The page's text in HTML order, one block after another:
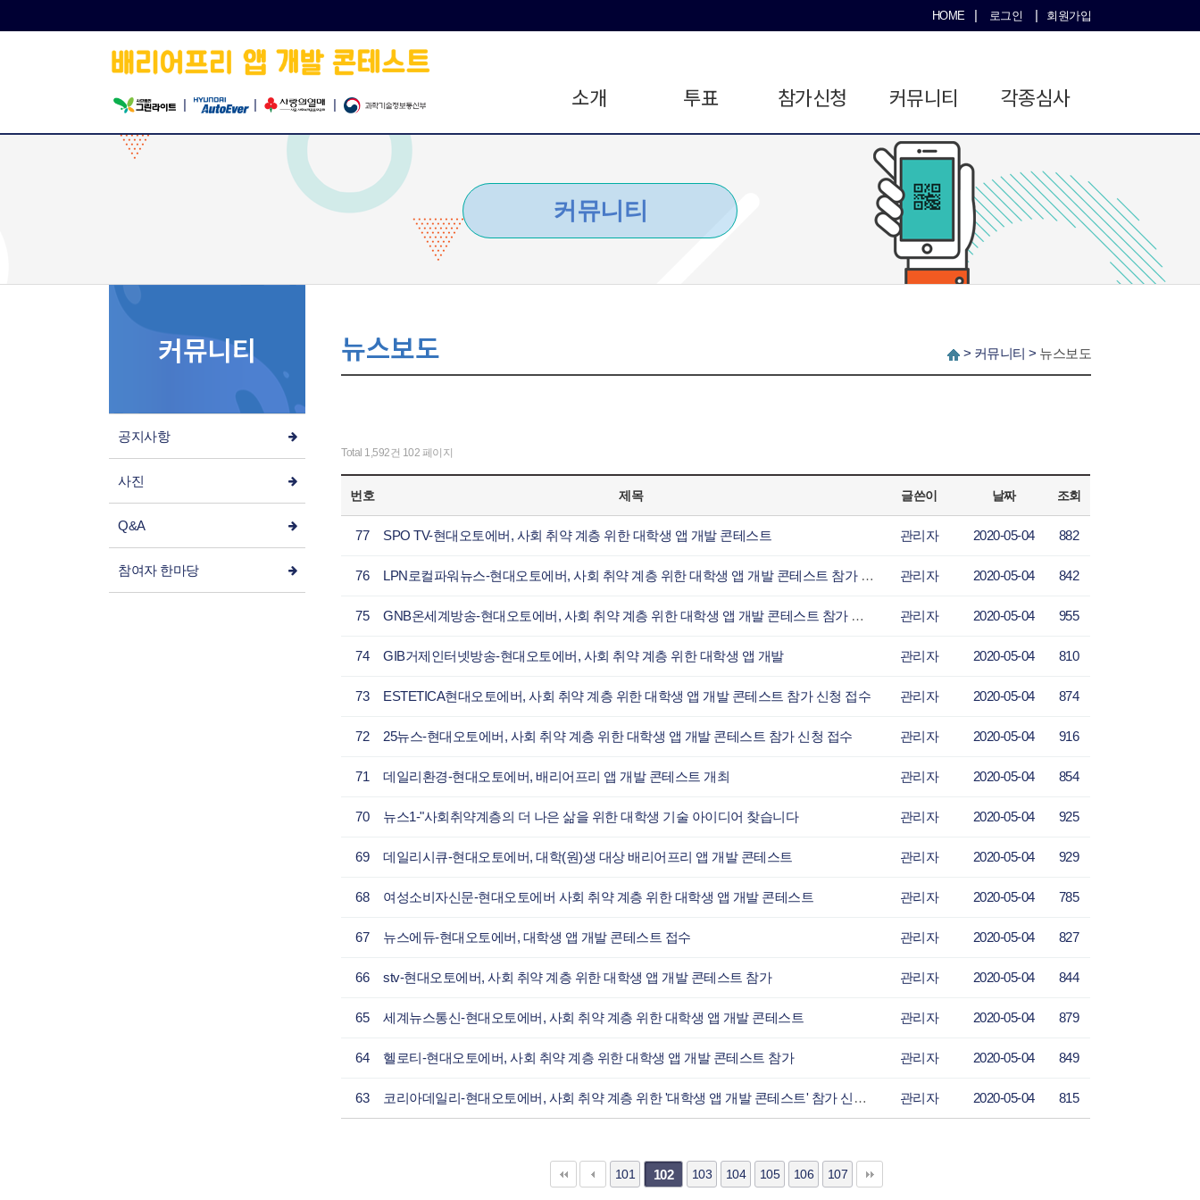
HOME 로그인 회원가입
소개 투표 참가신청 커뮤니티 각종심사
커뮤니티
커뮤니티
공지사항
사진
Q&A
참여자 한마당
뉴스보도 > 커뮤니티 > 뉴스보도
Total 1,592건 102 페이지
번호 제목 글쓴이 날짜 조회
77 SPO TV-현대오토에버, 사회 취약 계층 위한 대학생 앱 개발 콘테스트 관리자 2020-05-04 882
76 LPN로컬파워뉴스-현대오토에버, 사회 취약 계층 위한 대학생 앱 개발 콘테스트 참가 신청 관리자 2020-05-04 842
75 GNB온세계방송-현대오토에버, 사회 취약 계층 위한 대학생 앱 개발 콘테스트 참가 신청 접 관리자 2020-05-04 955
74 GIB거제인터넷방송-현대오토에버, 사회 취약 계층 위한 대학생 앱 개발 관리자 2020-05-04 810
73 ESTETICA현대오토에버, 사회 취약 계층 위한 대학생 앱 개발 콘테스트 참가 신청 접수 관리자 2020-05-04 874
72 25뉴스-현대오토에버, 사회 취약 계층 위한 대학생 앱 개발 콘테스트 참가 신청 접수 관리자 2020-05-04 916
71 데일리환경-현대오토에버, 배리어프리 앱 개발 콘테스트 개최 관리자 2020-05-04 854
70 뉴스1-"사회취약계층의 더 나은 삶을 위한 대학생 기술 아이디어 찾습니다 관리자 2020-05-04 925
69 데일리시큐-현대오토에버, 대학(원)생 대상 배리어프리 앱 개발 콘테스트 관리자 2020-05-04 929
68 여성소비자신문-현대오토에버 사회 취약 계층 위한 대학생 앱 개발 콘테스트 관리자 2020-05-04 785
67 뉴스에듀-현대오토에버, 대학생 앱 개발 콘테스트 접수 관리자 2020-05-04 827
66 stv-현대오토에버, 사회 취약 계층 위한 대학생 앱 개발 콘테스트 참가 관리자 2020-05-04 844
65 세계뉴스통신-현대오토에버, 사회 취약 계층 위한 대학생 앱 개발 콘테스트 관리자 2020-05-04 879
64 헬로티-현대오토에버, 사회 취약 계층 위한 대학생 앱 개발 콘테스트 참가 관리자 2020-05-04 849
63 코리아데일리-현대오토에버, 사회 취약 계층 위한 '대학생 앱 개발 콘테스트' 참가 신청 접 관리자 2020-05-04 815
101 102 103 104 105 106 107